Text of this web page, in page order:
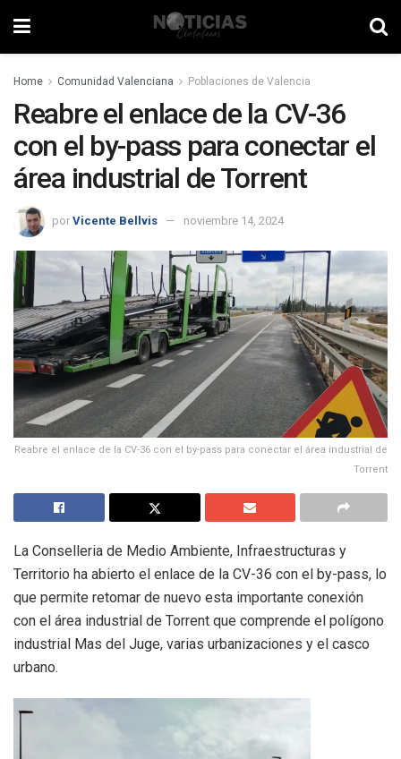
Home Comunidad Valenciana Poblaciones de Valencia
Reabre el enlace de la CV-36
con el by-pass para conectar el
área industrial de Torrent
por Vicente Bellvis noviembre 14, 2024
Reabre el enlace de la CV-36 con el by-pass para conectar el área industrial de
Torrent
La Conselleria de Medio Ambiente, Infraestructuras y
Territorio ha abierto el enlace de la CV-36 con el by-pass, lo
que permite retomar de nuevo esta importante conexión
con el área industrial de Torrent que comprende el polígono
industrial Mas del Juge, varias urbanizaciones y el casco
urbano.